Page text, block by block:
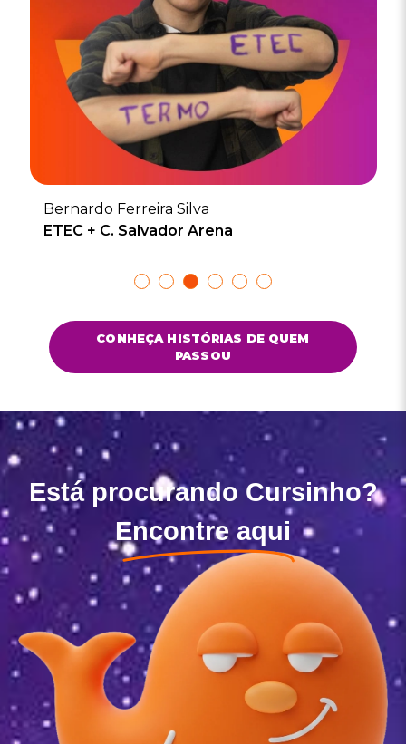
Bernardo Ferreira Silva
ETEC + C. Salvador Arena
CONHEÇA HISTÓRIAS DE QUEM
PASSOU
Está procurando Cursinho?
Encontre aqui